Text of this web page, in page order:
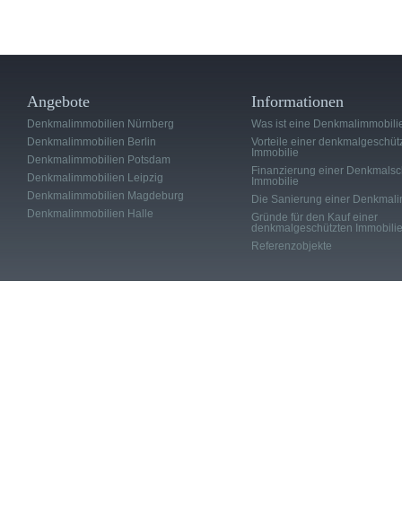
Angebote
Denkmalimmobilien Nürnberg
Denkmalimmobilien Berlin
Denkmalimmobilien Potsdam
Denkmalimmobilien Leipzig
Denkmalimmobilien Magdeburg
Denkmalimmobilien Halle
Informationen
Was ist eine
Vorteile einer
Immobilie
Finanzierung einer
Immobilie
Die Sanierung einer
Gründe für den Kauf einer
denkmalgeschützten Immobilie
Referenzobjekte